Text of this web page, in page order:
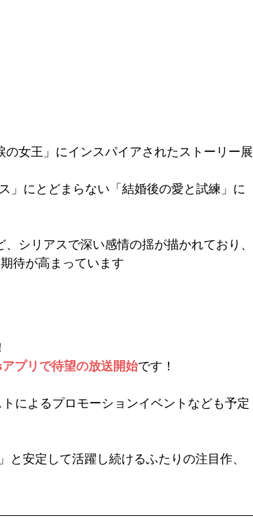
女王」にインスパイアされたストーリー展
」にとどまらない「結婚後の愛と試練」に
シリアスで深い感情の揺が描かれており、
待が高まっています
プリで待望の放送開始です！
によるプロモーションイベントなども予定
安定して活躍し続けるふたりの注目作、